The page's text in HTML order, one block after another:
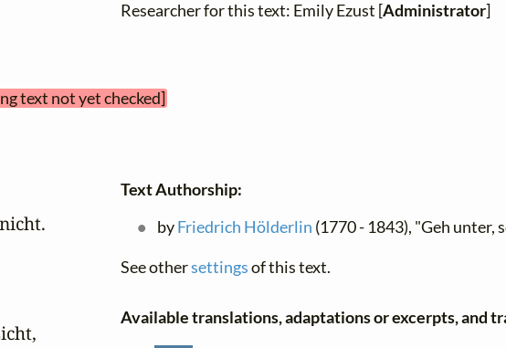
Researcher for this text: Emily Ezust [Administrator]
text not yet checked]
Text Authorship:
byFriedrich Hölderlin (1770 - 1843), "Geh unter,
See othersettingsof this text.
Available translations, adaptations or excerpts, and